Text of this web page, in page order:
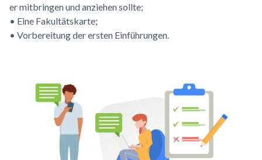
er mitbringen und anziehen sollte;
• Eine Fakultätskarte;
• Vorbereitung der ersten Einführungen.